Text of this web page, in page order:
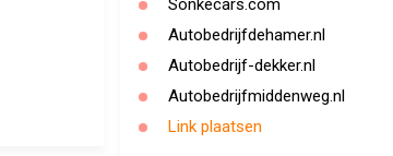
Sonkecars.com
Autobedrijfdehamer.nl
Autobedrijf-dekker.nl
Autobedrijfmiddenweg.nl
Link plaatsen